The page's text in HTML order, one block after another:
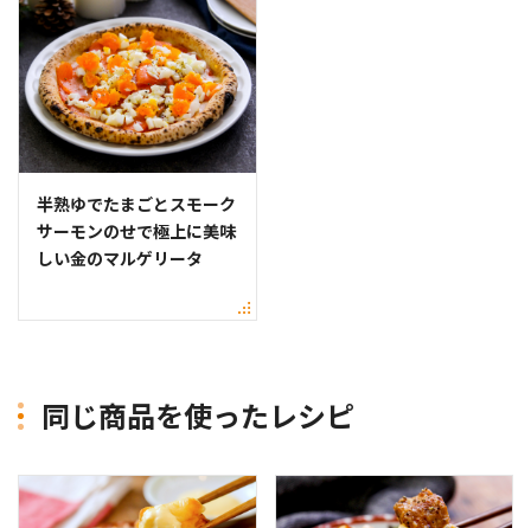
半熟ゆでたまごとスモーク
サーモンのせで極上に美味
しい金のマルゲリータ
同じ商品を使ったレシピ